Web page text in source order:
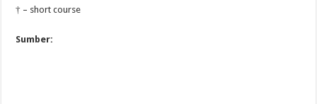
† – short course
Sumber: